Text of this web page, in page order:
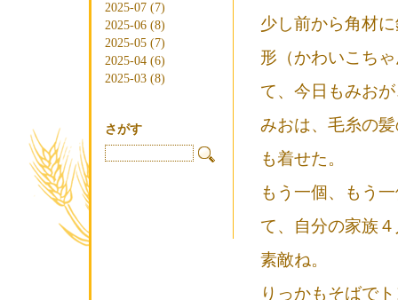
2025-07 (7)
2025-06 (8)
2025-05 (7)
2025-04 (6)
2025-03 (8)
さがす
少し前から角材
形（かわいこち
て、今日もみお
みおは、毛糸の
も着せた。
もう一個、もう
て、自分の家族
素敵ね。
りっかもそばで